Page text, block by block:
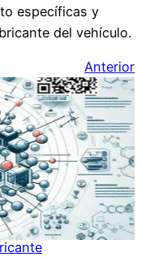
específicas y
del vehículo.
Anterior